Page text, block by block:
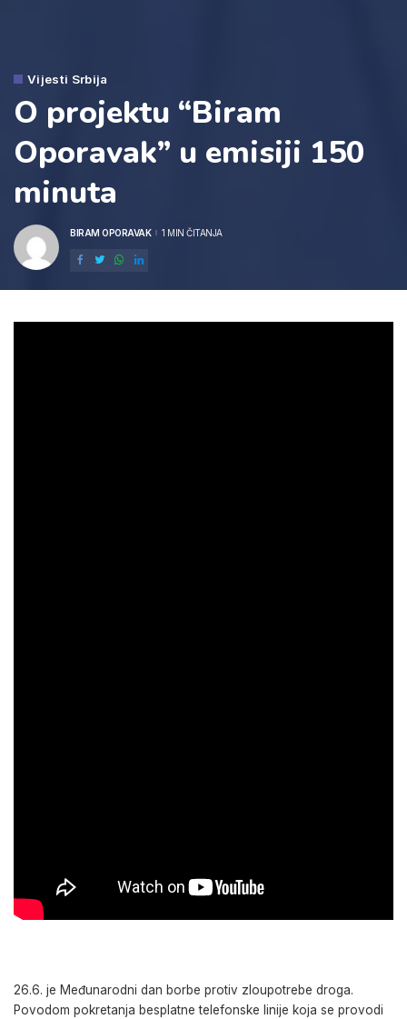
Vijesti Srbija
O projektu “Biram
Oporavak” u emisiji 150
minuta
POSTED
BIRAM OPORAVAK 1 MIN ČITANJA
26.6. je Međunarodni dan borbe protiv zloupotrebe droga.
Povodom pokretanja besplatne telefonske linije koja se provodi